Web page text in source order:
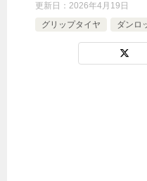
更新日： 2026年4月19日
グリップタイヤ
ダンロ